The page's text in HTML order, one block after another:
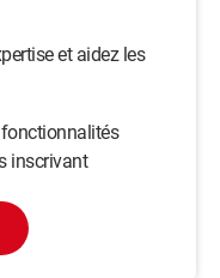
et aidez les
inscrivant